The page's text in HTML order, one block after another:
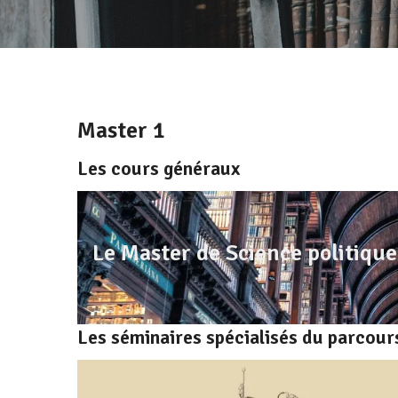
Master 1
Les cours généraux
Le Master de Science politique
Les séminaires spécialisés du